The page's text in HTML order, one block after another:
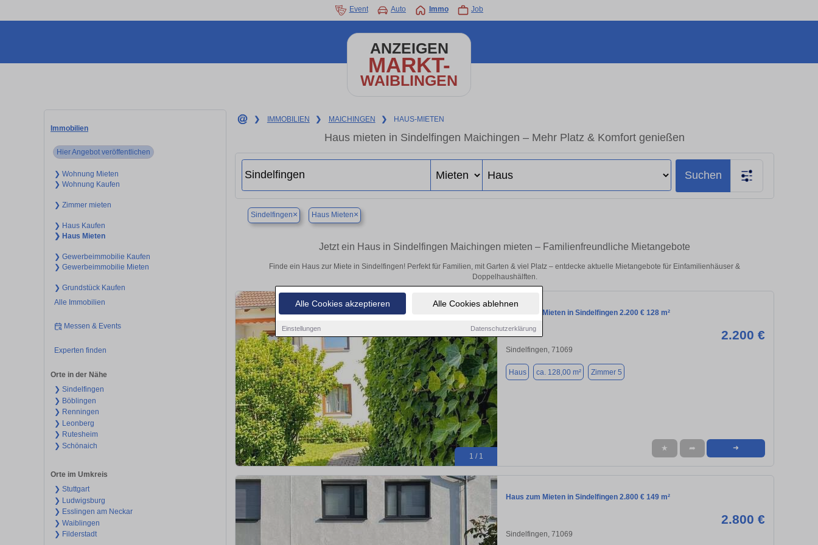
Alle Cookies akzeptieren Alle Cookies ablehnen
Einstellungen Datenschutzerklärung
Event Auto Immo Job
ANZEIGEN
MARKT-
WAIBLINGEN
Immobilien
Hier Angebot veröffentlichen
❯ Wohnung Mieten
❯ Wohnung Kaufen
❯ Zimmer mieten
❯ Haus Kaufen
❯ Haus Mieten
❯ Gewerbeimmobilie Kaufen
❯ Gewerbeimmobilie Mieten
❯ Grundstück Kaufen
Alle Immobilien
Messen & Events
Experten finden
Orte in der Nähe
❯ Sindelfingen
❯ Böblingen
❯ Renningen
❯ Leonberg
❯ Rutesheim
❯ Schönaich
Orte im Umkreis
❯ Stuttgart
❯ Ludwigsburg
❯ Esslingen am Neckar
❯ Waiblingen
❯ Filderstadt
❯ IMMOBILIEN ❯ MAICHINGEN ❯ HAUS-MIETEN
Haus mieten in Sindelfingen Maichingen – Mehr Platz & Komfort genießen
Suchen
Sindelfingen× Haus Mieten×
Jetzt ein Haus in Sindelfingen Maichingen mieten – Familienfreundliche Mietangebote
Finde ein Haus zur Miete in Sindelfingen! Perfekt für Familien, mit Garten & viel Platz – entdecke aktuelle Mietangebote für Einfamilienhäuser &
Doppelhaushälften.
1 / 1
Haus zum Mieten in Sindelfingen 2.200 € 128 m²
2.200 €
Sindelfingen, 71069
Haus ca. 128,00 m² Zimmer 5
★ ➦ ➜
Haus zum Mieten in Sindelfingen 2.800 € 149 m²
2.800 €
Sindelfingen, 71069